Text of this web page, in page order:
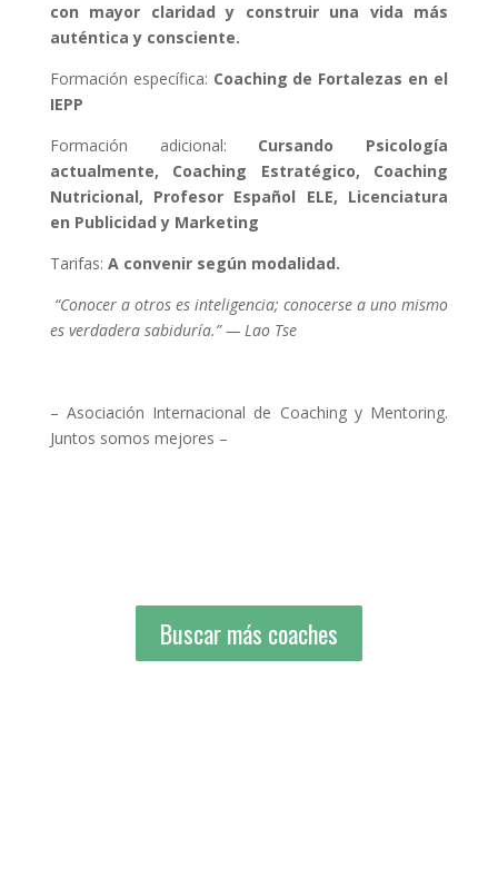
con mayor claridad y construir una vida más
auténtica y consciente.
Formación específica: Coaching de Fortalezas en el
IEPP
Formación adicional: Cursando Psicología
actualmente, Coaching Estratégico, Coaching
Nutricional, Profesor Español ELE, Licenciatura
en Publicidad y Marketing
Tarifas: A convenir según modalidad.
“Conocer a otros es inteligencia; conocerse a uno mismo
es verdadera sabiduría.” — Lao Tse
– Asociación Internacional de Coaching y Mentoring.
Juntos somos mejores –
Buscar más coaches